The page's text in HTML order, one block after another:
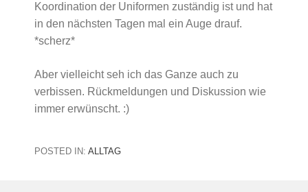
Koordination der Uniformen zuständig ist und hat
in den nächsten Tagen mal ein Auge drauf.
*scherz*
Aber vielleicht seh ich das Ganze auch zu
verbissen. Rückmeldungen und Diskussion wie
immer erwünscht. :)
POSTED IN: ALLTAG